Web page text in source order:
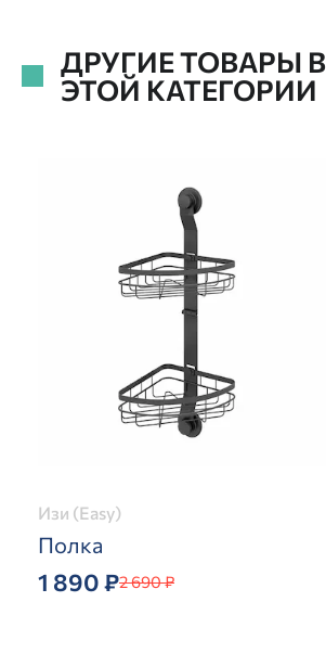
ДРУГИЕ ТОВАРЫ В
ЭТОЙ КАТЕГОРИИ
Изи (Easy)
Полка
1 890 ₽2 690 ₽